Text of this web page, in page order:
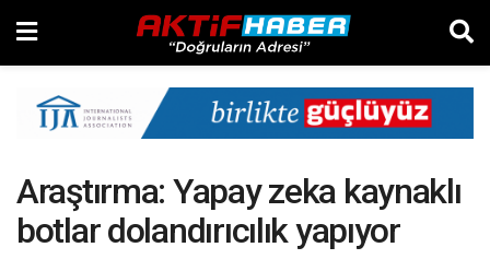
Araştırma: Yapay zeka kaynaklı
botlar dolandırıcılık yapıyor